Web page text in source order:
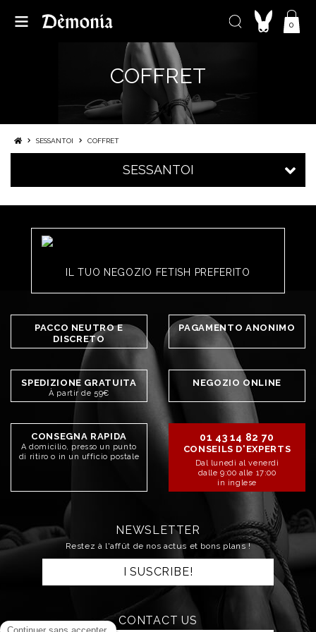
0
COFFRET
SESSANTOI COFFRET
SESSANTOI
IL TUO NEGOZIO FETISH PREFERITO
PACCO NEUTRO E
DISCRETO
PAGAMENTO ANONIMO
SPEDIZIONE GRATUITA
À partir de 59€
NEGOZIO ONLINE
CONSEGNA RAPIDA
A domicilio, presso un punto
di ritiro o in un ufficio postale
01 43 14 82 70
CONSEILS D'EXPERTS
Dal lunedì al venerdì
dalle 9:00 alle 17:00
in inglese
NEWSLETTER
Restez à l'affût de nos actus et bons plans !
I SUSCRIBE!
CONTACT US